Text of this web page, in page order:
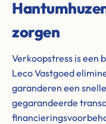
zorgen
Verkoopstress is een
Leco Vastgoed
garanderen een
gegarandeerde